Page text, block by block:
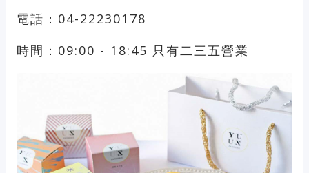
電話：04-22230178
時間：09:00 - 18:45 只有二三五營業